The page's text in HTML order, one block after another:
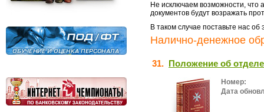
Не исключаем возможности, что
документов будут возражать
В таком случае поставьте нас
Налично-денежное
31. Положение об
Номер:
Дата